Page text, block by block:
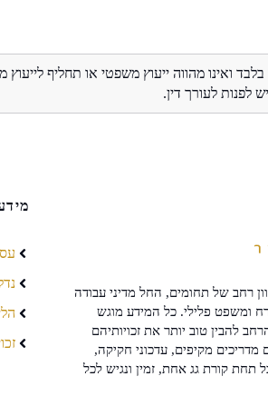
ואינו מהווה ייעוץ משפטי או תחליף
לפנות לעורך דין.
רחב של תחומים, החל מדיני עבודה
ומשפט פלילי. כל המידע מוגש
להבין טוב יותר את זכויותיהם
מקיפים, עדכוני חקיקה,
תחת קורת גג אחת, זמין ונגיש לכל